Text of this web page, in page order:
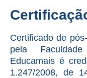
Certificado de
pela
Educamais é
1.247/2008, de